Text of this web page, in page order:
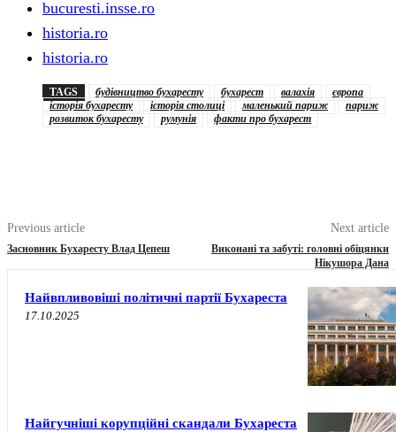
bucuresti.insse.ro
historia.ro
historia.ro
TAGS будівництво бухаресту бухарест валахія
європа
історія бухаресту
історія столиці маленький париж
париж
розвиток бухаресту
румунія факти про бухарест
Previous article
Засновник Бухаресту Влад Цепеш
Next article
Виконані та забуті: головні обіцянки
Нікушора Дана
Найвпливовіші політичні партії Бухареста
17.10.2025
Найгучніші корупційні скандали Бухареста